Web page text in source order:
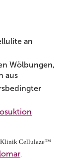
an
Wölbungen,
aus
Klinik Cellulaze™
.